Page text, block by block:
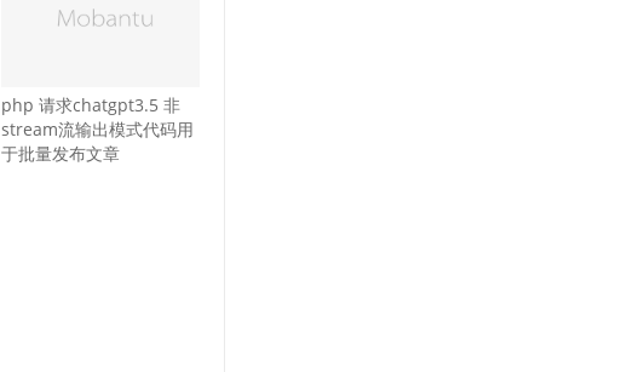
php 请求chatgpt3.5 非
stream流输出模式代码用
于批量发布文章